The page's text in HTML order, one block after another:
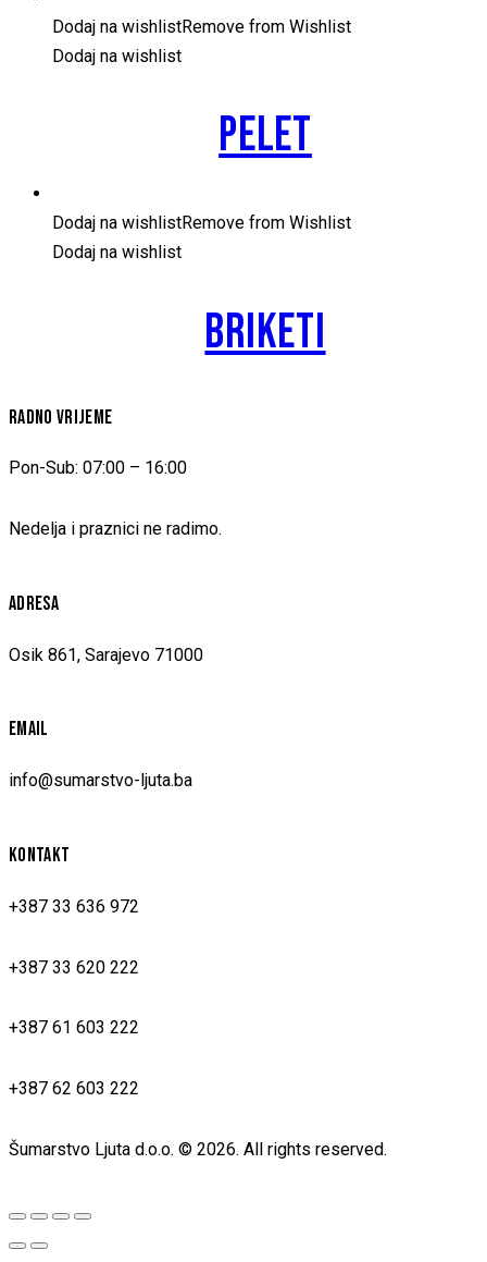
Dodaj na wishlistRemove from Wishlist
Dodaj na wishlist
PELET
Dodaj na wishlistRemove from Wishlist
Dodaj na wishlist
BRIKETI
RADNO VRIJEME
Pon-Sub: 07:00 – 16:00
Nedelja i praznici ne radimo.
ADRESA
Osik 861, Sarajevo 71000
EMAIL
info@sumarstvo-ljuta.ba
KONTAKT
+387 33 636 972
+387 33 620 222
+387 61 603 222
+387 62 603 222
Šumarstvo Ljuta d.o.o. © 2026. All rights reserved.